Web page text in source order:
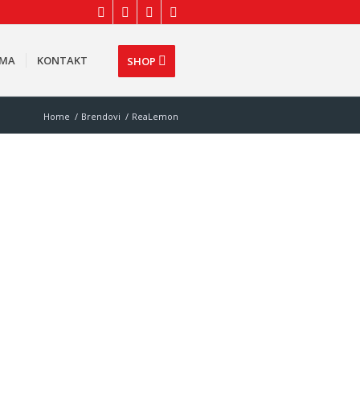
KONTAKT SHOP
Home / Brendovi / ReaLemon